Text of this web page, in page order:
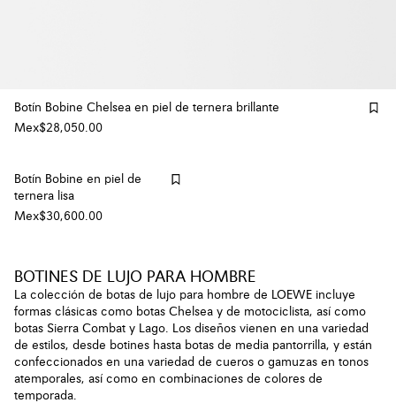
Botín Bobine Chelsea en piel de ternera brillante
Mex$28,050.00
Botín Bobine en piel de
ternera lisa
Mex$30,600.00
BOTINES DE LUJO PARA HOMBRE
La colección de botas de lujo para hombre de LOEWE incluye
formas clásicas como botas Chelsea y de motociclista, así como
botas Sierra Combat y Lago. Los diseños vienen en una variedad
de estilos, desde botines hasta botas de media pantorrilla, y están
confeccionados en una variedad de cueros o gamuzas en tonos
atemporales, así como en combinaciones de colores de
temporada.